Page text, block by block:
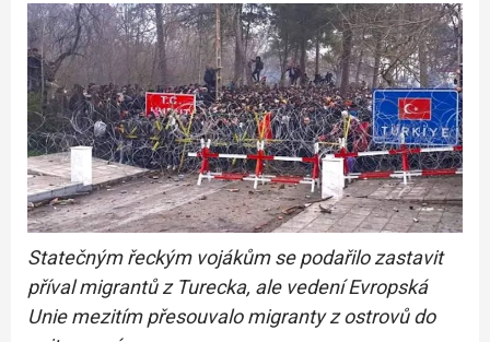
Statečným řeckým vojákům se podařilo zastavit
příval migrantů z Turecka, ale vedení Evropská
Unie mezitím přesouvalo migranty z ostrovů do